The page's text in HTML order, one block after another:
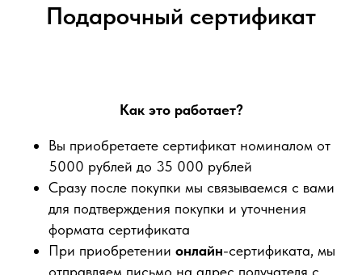
Подарочный сертификат
Как это работает?
Вы приобретаете сертификат номиналом от
5000 рублей до 35 000 рублей
Сразу после покупки мы связываемся с вами
для подтверждения покупки и уточнения
формата сертификата
При приобретении онлайн-сертификата, мы
отправляем письмо на адрес получателя с